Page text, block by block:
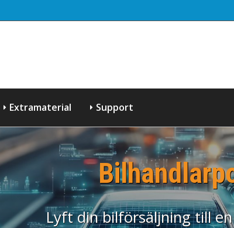
Extramaterial Support
Lyft din bilförsäljning till